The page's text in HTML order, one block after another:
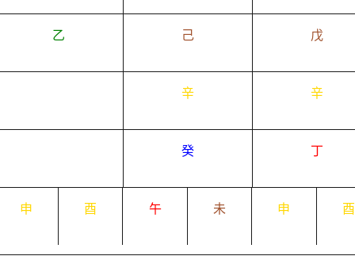
乙 己 戊
辛 辛
癸 丁
申 酉 午 未 申 酉